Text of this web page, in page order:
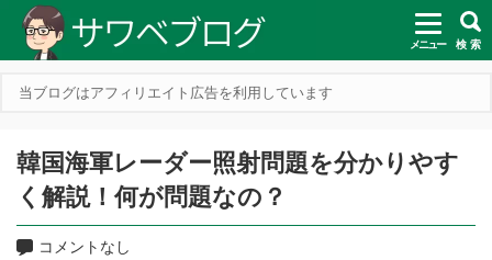
メニュー 検 索
当ブログはアフィリエイト広告を利用しています
韓国海軍レーダー照射問題を分かりやす
く解説！何が問題なの？
コメントなし